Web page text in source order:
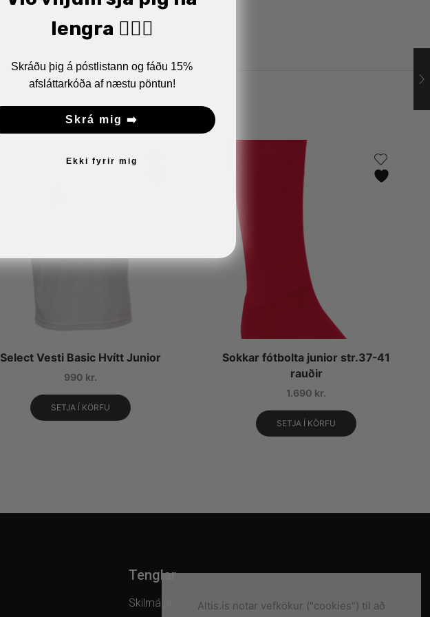
Select Vesti Basic Hvítt Junior
990 kr.
SETJA Í KÖRFU
Sokkar fótbolta junior str.37-41
rauðir
1.690 kr.
SETJA Í KÖRFU
Tenglar
Skilmálar
Altis.is notar vefkökur ("cookies") til að
lengra 🏋🏼‍♂️
Skráðu þig á póstlistann og fáðu 15%
afsláttarkóða af næstu pöntun!
Skrá mig ➡️
Ekki fyrir mig